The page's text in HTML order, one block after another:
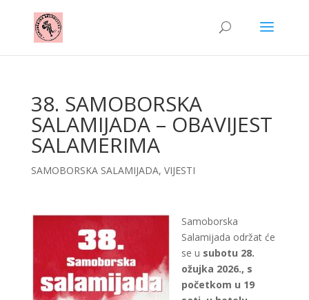
38. SAMOBORSKA
SALAMIJADA – OBAVIJEST
SALAMERIMA
SAMOBORSKA SALAMIJADA, VIJESTI
Samoborska
Salamijada održat će
se u subotu 28.
ožujka 2026., s
početkom u 19